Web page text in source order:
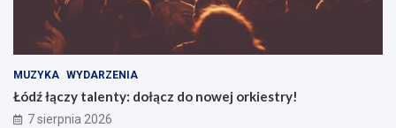
MUZYKA WYDARZENIA
Łódź łączy talenty: dołącz do nowej orkiestry!
7 sierpnia 2026